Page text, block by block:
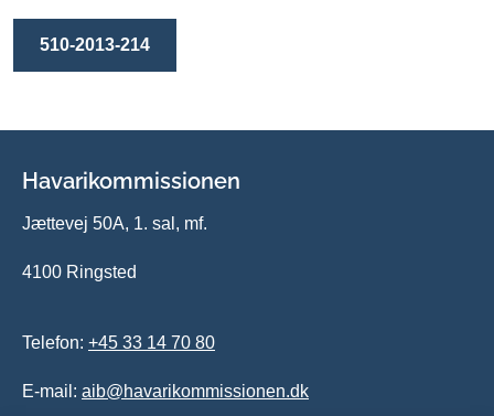
510-2013-214
Havarikommissionen
Jættevej 50A, 1. sal, mf.
4100 Ringsted
Telefon: +45 33 14 70 80
E-mail: aib@havarikommissionen.dk